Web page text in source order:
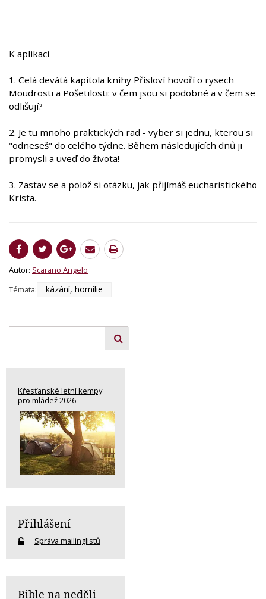
K aplikaci
1. Celá devátá kapitola knihy Přísloví hovoří o rysech
Moudrosti a Pošetilosti: v čem jsou si podobné a v čem se
odlišují?
2. Je tu mnoho praktických rad - vyber si jednu, kterou si
"odneseš" do celého týdne. Během následujících dnů ji
promysli a uveď do života!
3. Zastav se a polož si otázku, jak přijímáš eucharistického
Krista.
Autor: Scarano Angelo
Témata:
kázání, homilie
Křesťanské letní kempy
pro mládež 2026
Přihlášení
Správa mailinglistů
Bible na neděli